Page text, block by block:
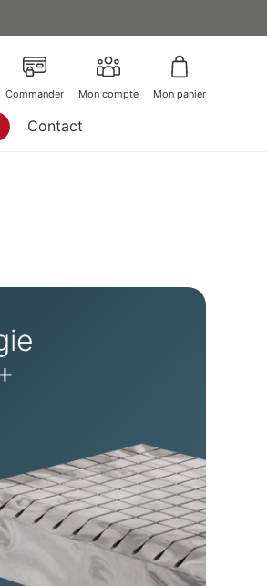
Commander Mon compte Mon panier
Contact